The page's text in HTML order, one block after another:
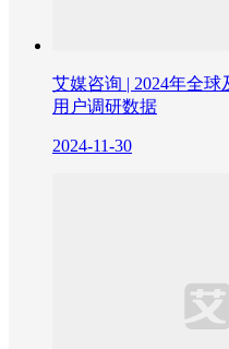
艾媒咨询 | 2024年全
用户调研数据
2024-11-30